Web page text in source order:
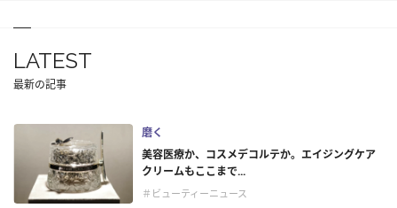
LATEST
最新の記事
磨く
美容医療か、コスメデコルテか。エイジングケア
クリームもここまで...
＃ビューティーニュース